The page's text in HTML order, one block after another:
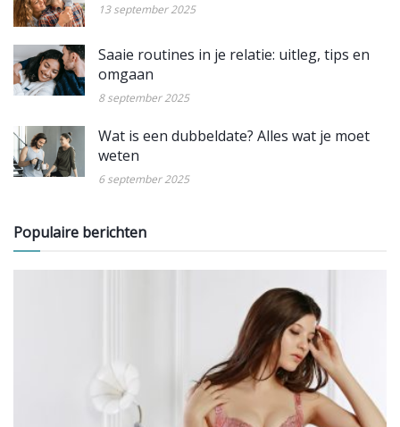
13 september 2025
Saaie routines in je relatie: uitleg, tips en
omgaan
8 september 2025
Wat is een dubbeldate? Alles wat je moet
weten
6 september 2025
Populaire berichten